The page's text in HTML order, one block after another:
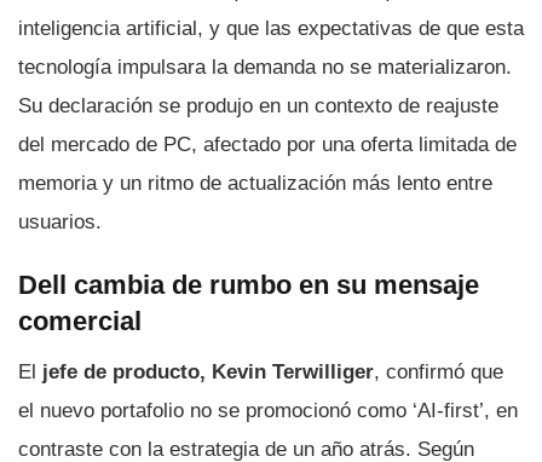
inteligencia artificial, y que las expectativas de que esta
tecnología impulsara la demanda no se materializaron.
Su declaración se produjo en un contexto de reajuste
del mercado de PC, afectado por una oferta limitada de
memoria y un ritmo de actualización más lento entre
usuarios.
Dell cambia de rumbo en su mensaje
comercial
El jefe de producto, Kevin Terwilliger, confirmó que
el nuevo portafolio no se promocionó como ‘AI-first’, en
contraste con la estrategia de un año atrás. Según